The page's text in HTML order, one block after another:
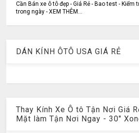
Cần Bán xe ô tô đẹp - Giá Rẻ - Bao test - Kiểm
trong ngày - XEM THÊM...
DÁN KÍNH ÔTÔ USA GIÁ RẺ
Thay Kính Xe Ô tô Tận Nơi Giá
Mặt làm Tận Nơi Ngay - 30"